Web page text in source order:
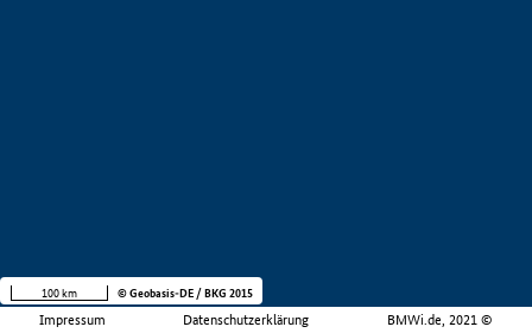
Impressum Datenschutzerklärung BMWi.de, 2021 ©
100 km © Geobasis-DE / BKG 2015